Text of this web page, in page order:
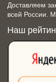
Доставляем
всей России.
Наш